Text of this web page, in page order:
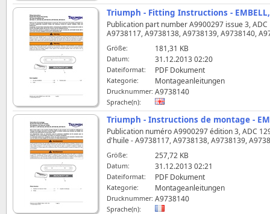
Triumph - Fitting Instructions -
Publication part number A9900297 issue 3,
A9738117, A9738138, A9738139, A9738140,
Größe: 181,31 KB
Datum: 31.12.2013 02:20
Dateiformat: PDF Dokument
Kategorie: Montageanleitungen
Drucknummer: A9738140
Sprache(n):
Triumph - Instructions de montage -
Publication numéro A9900297 édition 3, ADC
d'huile - A9738117, A9738138, A9738139,
Größe: 257,72 KB
Datum: 31.12.2013 02:21
Dateiformat: PDF Dokument
Kategorie: Montageanleitungen
Drucknummer: A9738140
Sprache(n):